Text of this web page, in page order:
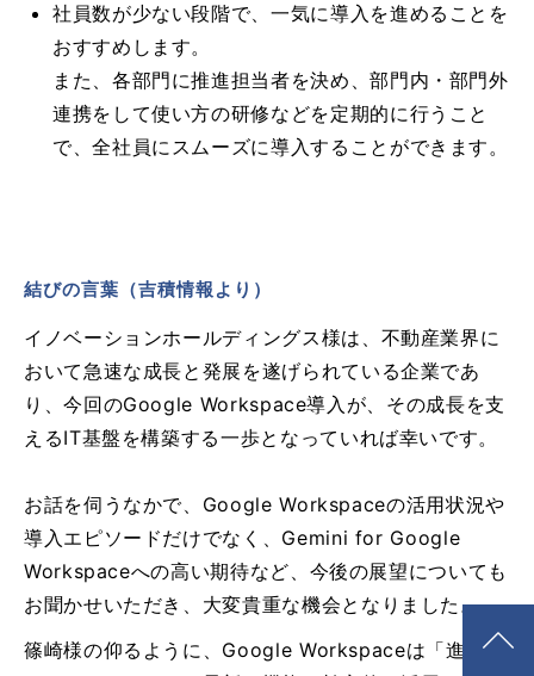
社員数が少ない段階で、一気に導入を進めることを
おすすめします。
また、各部門に推進担当者を決め、部門内・部門外
連携をして使い方の研修などを定期的に行うこと
で、全社員にスムーズに導入することができます。
結びの言葉（吉積情報より）
イノベーションホールディングス様は、不動産業界に
おいて急速な成長と発展を遂げられている企業であ
り、今回のGoogle Workspace導入が、その成長を支
えるIT基盤を構築する一歩となっていれば幸いです。
お話を伺うなかで、Google Workspaceの活用状況や
導入エピソードだけでなく、Gemini for Google
Workspaceへの高い期待など、今後の展望についても
お聞かせいただき、大変貴重な機会となりました。
篠崎様の仰るように、Google Workspaceは「進化す